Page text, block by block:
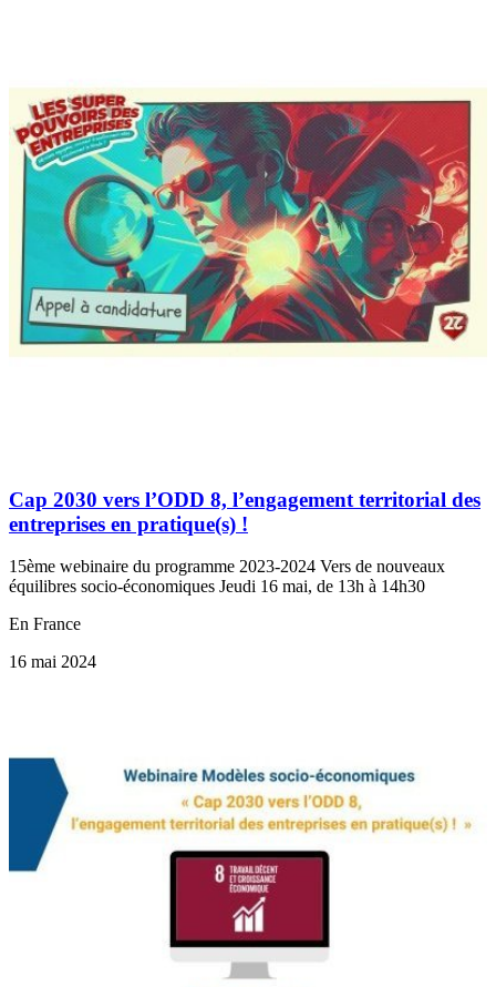
Cap 2030 vers l’ODD 8, l’engagement territorial des
entreprises en pratique(s) !
15ème webinaire du programme 2023-2024 Vers de nouveaux
équilibres socio-économiques Jeudi 16 mai, de 13h à 14h30
En France
16 mai 2024